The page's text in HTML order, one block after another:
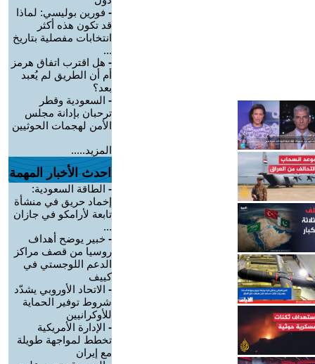
- فورين بوليسي: لماذا
قد تكون هذه أكثر
انتخابات مفصلية بتاريخ
...
- هل اقترب اتفاق هرمز
أم أن الطريق لم يُعبد
بعد؟
- السعودية وقطر
ترحبان بإدانة مجلس
الأمن لهجمات الحوثيين
المزيد.....
احدث الأخبار المهمة
- الطاقة السعودية:
إخماد حريق في منشأة
تابعة لأرامكو في جازان
...
- خبير يوضح أهداف
روسيا من قصف مراكز
الدعم اللوجستي في
كييف
- الاتحاد الأوروبي يشدّد
شروط توفير الحماية
للأوكرانيين
- الإدارة الأمريكية
تخطط لمواجهة طويلة
مع إيران